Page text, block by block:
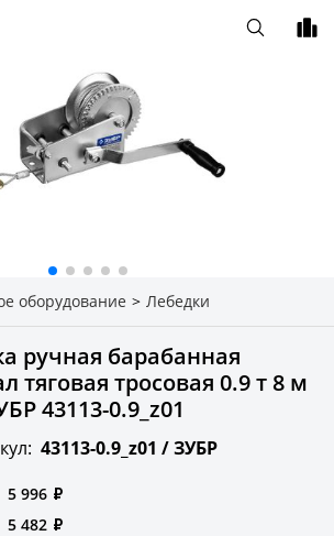
оборудование > Лебедки
ручная барабанная
тяговая тросовая 0.9 т 8 м
43113-0.9_z01
43113-0.9_z01 /ЗУБР
5 996 ₽
5 482 ₽